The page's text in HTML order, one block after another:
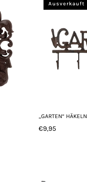
Ausverkauft
„GARTEN“ HÄKELN
Normaler
€9,95